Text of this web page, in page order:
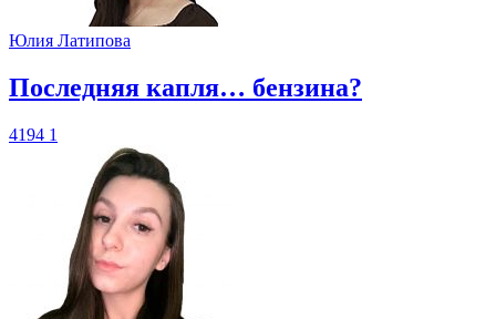
Юлия Латипова
​Последняя капля… бензина?
4194 1